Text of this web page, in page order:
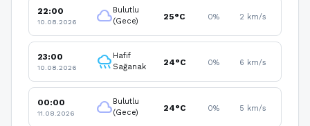
22:00
10.08.2026 cloudBulutlu
(Gece)
25°C 0% 2 km/s
23:00
10.08.2026 rainy Hafif
Sağanak
24°C 0% 6 km/s
00:00
11.08.2026 cloudBulutlu
(Gece)
24°C 0% 5 km/s